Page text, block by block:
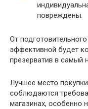
повреждены.
От
эффективной будет
презерватив в самый
Лучшее место
соблюдаются
магазинах, особенно